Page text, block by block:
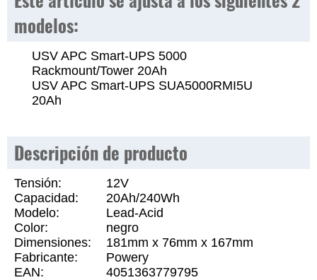
modelos:
USV APC Smart-UPS 5000
Rackmount/Tower 20Ah
USV APC Smart-UPS SUA5000RMI5U
20Ah
Descripción de producto
Tensión:
12V
Capacidad:
20Ah/240Wh
Modelo:
Lead-Acid
Color:
negro
Dimensiones:
181mm x 76mm x 167mm
Fabricante:
Powery
EAN:
4051363779795